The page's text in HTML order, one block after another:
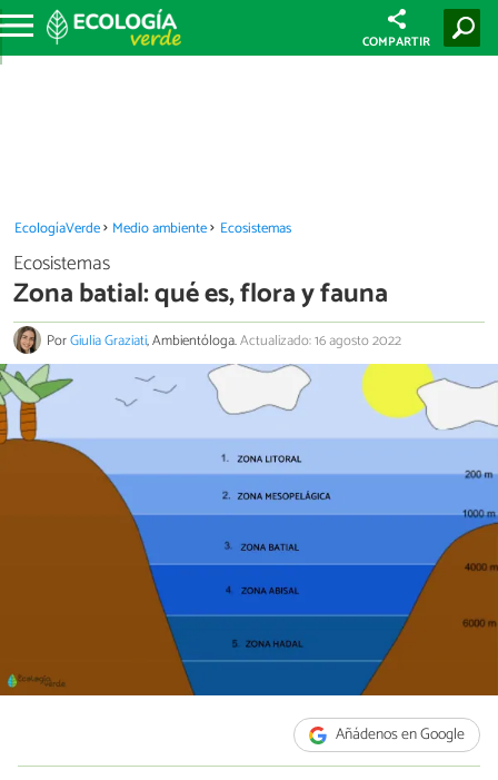
COMPARTIR
EcologíaVerde Medio ambiente Ecosistemas
Ecosistemas
Zona batial: qué es, flora y fauna
PorGiulia Graziati, Ambientóloga.Actualizado: 16 agosto 2022
Añádenos en Google